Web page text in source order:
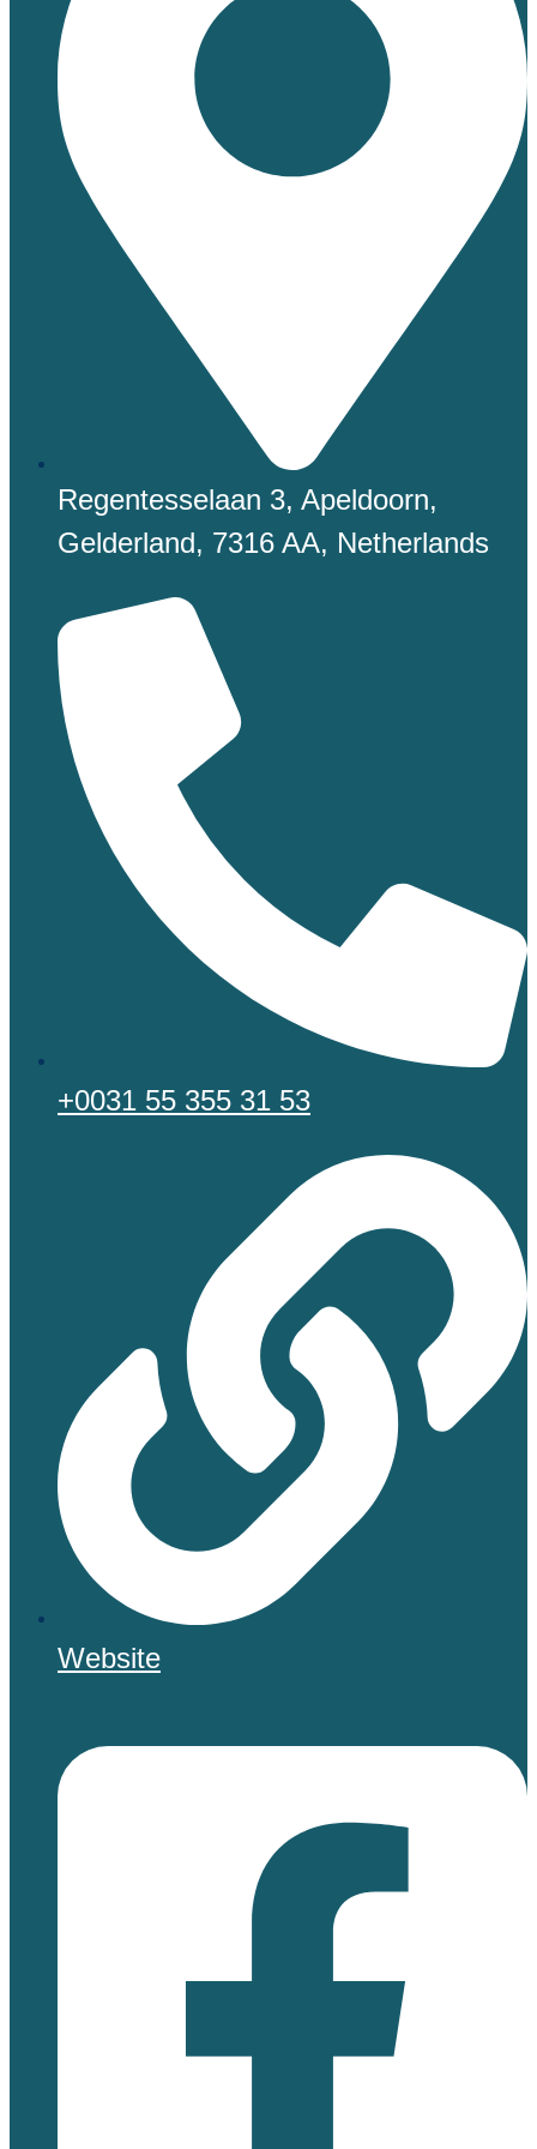
Regentesselaan 3, Apeldoorn,
Gelderland, 7316 AA, Netherlands
+0031 55 355 31 53
Website